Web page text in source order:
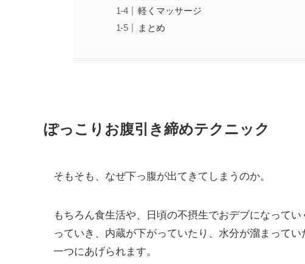
軽くマッサージ
まとめ
ぽっこりお腹引き締めテクニック
そもそも、なぜ下っ腹が出てきてしまうのか。
もちろん食生活や、日頃の不摂生でおデブになって
っていき、内蔵が下がっていたり、水分が溜まって
一つにあげられます。